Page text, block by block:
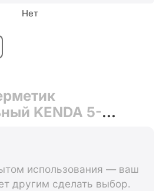
Нет
KENDA 5-
использования — ваш
другим сделать выбор.